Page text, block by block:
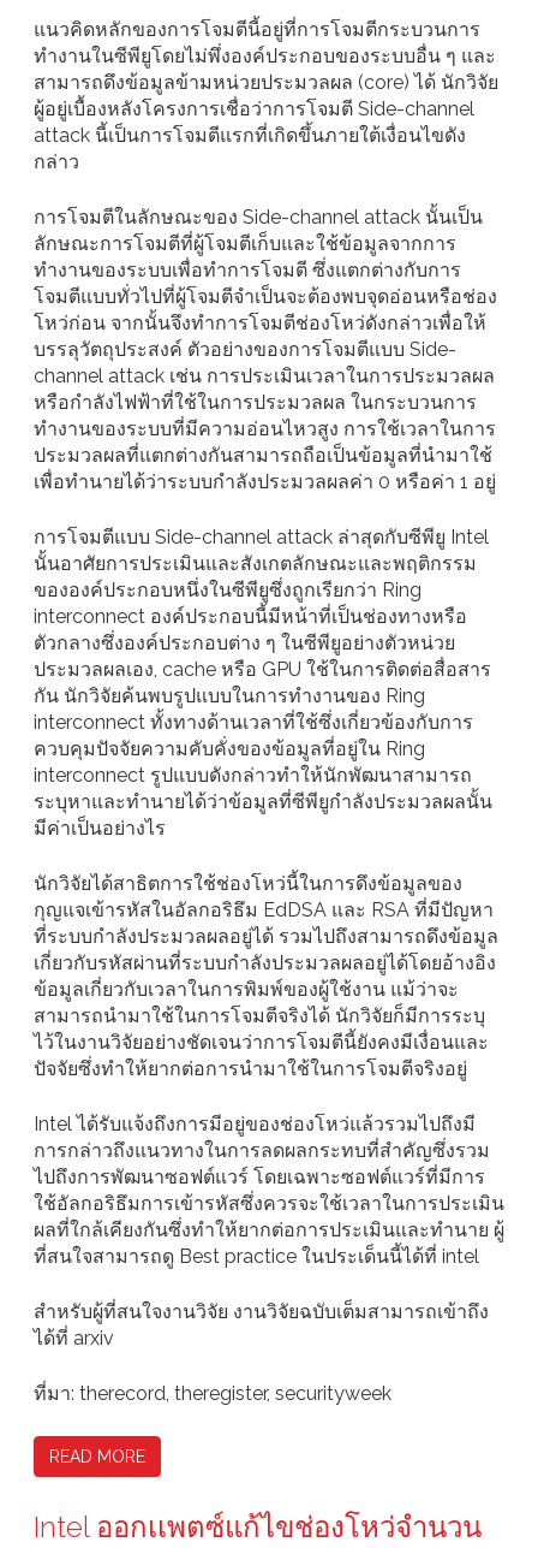
แนวคิดหลักของการโจมตีนี้อยู่ที่การโจมตีกระบวนการ
ทำงานในซีพียูโดยไม่พึ่งองค์ประกอบของระบบอื่น ๆ และ
สามารถดึงข้อมูลข้ามหน่วยประมวลผล (core) ได้ นักวิจัย
ผู้อยู่เบื้องหลังโครงการเชื่อว่าการโจมตี Side-channel
attack นี้เป็นการโจมตีแรกที่เกิดขึ้นภายใต้เงื่อนไขดัง
กล่าว
การโจมตีในลักษณะของ Side-channel attack นั้นเป็น
ลักษณะการโจมตีที่ผู้โจมตีเก็บและใช้ข้อมูลจากการ
ทำงานของระบบเพื่อทำการโจมตี ซึ่งแตกต่างกับการ
โจมตีแบบทั่วไปที่ผู้โจมตีจำเป็นจะต้องพบจุดอ่อนหรือช่อง
โหว่ก่อน จากนั้นจึงทำการโจมตีช่องโหว่ดังกล่าวเพื่อให้
บรรลุวัตถุประสงค์ ตัวอย่างของการโจมตีแบบ Side-
channel attack เช่น การประเมินเวลาในการประมวลผล
หรือกำลังไฟฟ้าที่ใช้ในการประมวลผล ในกระบวนการ
ทำงานของระบบที่มีความอ่อนไหวสูง การใช้เวลาในการ
ประมวลผลที่แตกต่างกันสามารถถือเป็นข้อมูลที่นำมาใช้
เพื่อทำนายได้ว่าระบบกำลังประมวลผลค่า 0 หรือค่า 1 อยู่
การโจมตีแบบ Side-channel attack ล่าสุดกับซีพียู Intel
นั้นอาศัยการประเมินและสังเกตลักษณะและพฤติกรรม
ขององค์ประกอบหนึ่งในซีพียูซึ่งถูกเรียกว่า Ring
interconnect องค์ประกอบนี้มีหน้าที่เป็นช่องทางหรือ
ตัวกลางซึ่งองค์ประกอบต่าง ๆ ในซีพียูอย่างตัวหน่วย
ประมวลผลเอง, cache หรือ GPU ใช้ในการติดต่อสื่อสาร
กัน นักวิจัยค้นพบรูปแบบในการทำงานของ Ring
interconnect ทั้งทางด้านเวลาที่ใช้ซึ่งเกี่ยวข้องกับการ
ควบคุมปัจจัยความคับคั่งของข้อมูลที่อยู่ใน Ring
interconnect รูปแบบดังกล่าวทำให้นักพัฒนาสามารถ
ระบุหาและทำนายได้ว่าข้อมูลที่ซีพียูกำลังประมวลผลนั้น
มีค่าเป็นอย่างไร
นักวิจัยได้สาธิตการใช้ช่องโหว่นี้ในการดึงข้อมูลของ
กุญแจเข้ารหัสในอัลกอริธึม EdDSA และ RSA ที่มีปัญหา
ที่ระบบกำลังประมวลผลอยู่ได้ รวมไปถึงสามารถดึงข้อมูล
เกี่ยวกับรหัสผ่านที่ระบบกำลังประมวลผลอยู่ได้โดยอ้างอิง
ข้อมูลเกี่ยวกับเวลาในการพิมพ์ของผู้ใช้งาน แม้ว่าจะ
สามารถนำมาใช้ในการโจมตีจริงได้ นักวิจัยก็มีการระบุ
ไว้ในงานวิจัยอย่างชัดเจนว่าการโจมตีนี้ยังคงมีเงื่อนและ
ปัจจัยซึ่งทำให้ยากต่อการนำมาใช้ในการโจมตีจริงอยู่
Intel ได้รับแจ้งถึงการมีอยู่ของช่องโหว่แล้วรวมไปถึงมี
การกล่าวถึงแนวทางในการลดผลกระทบที่สำคัญซึ่งรวม
ไปถึงการพัฒนาซอฟต์แวร์ โดยเฉพาะซอฟต์แวร์ที่มีการ
ใช้อัลกอริธึมการเข้ารหัสซึ่งควรจะใช้เวลาในการประเมิน
ผลที่ใกล้เคียงกันซึ่งทำให้ยากต่อการประเมินและทำนาย ผู้
ที่สนใจสามารถดู Best practice ในประเด็นนี้ได้ที่ intel
สำหรับผู้ที่สนใจงานวิจัย งานวิจัยฉบับเต็มสามารถเข้าถึง
ได้ที่ arxiv
ที่มา: therecord, theregister, securityweek
READ MORE
Intel ออกเเพตซ์แก้ไขช่องโหว่จำนวน